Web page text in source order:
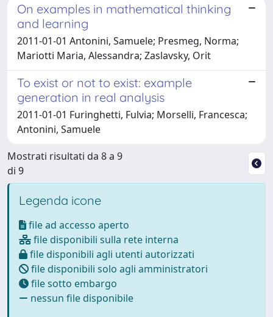
On examples in mathematical thinking
and learning
2011-01-01 Antonini, Samuele; Presmeg, Norma;
Mariotti Maria, Alessandra; Zaslavsky, Orit
To exist or not to exist: example
generation in real analysis
2011-01-01 Furinghetti, Fulvia; Morselli, Francesca;
Antonini, Samuele
Mostrati risultati da 8 a 9
di 9
Legenda icone
file ad accesso aperto
file disponibili sulla rete interna
file disponibili agli utenti autorizzati
file disponibili solo agli amministratori
file sotto embargo
nessun file disponibile